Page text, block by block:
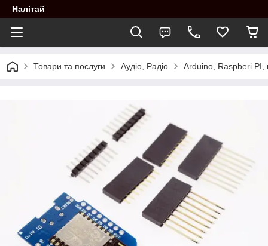
Налітай
Товари та послуги Аудіо, Радіо Arduino, Raspberi PI,